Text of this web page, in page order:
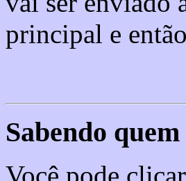
principal e
Sabendo